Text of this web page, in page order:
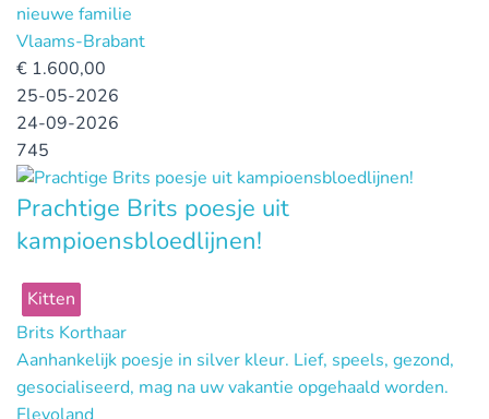
nieuwe familie
Vlaams-Brabant
€ 1.600,00
25-05-2026
24-09-2026
745
Prachtige Brits poesje uit
kampioensbloedlijnen!
Kitten
Brits Korthaar
Aanhankelijk poesje in silver kleur. Lief, speels, gezond,
gesocialiseerd, mag na uw vakantie opgehaald worden.